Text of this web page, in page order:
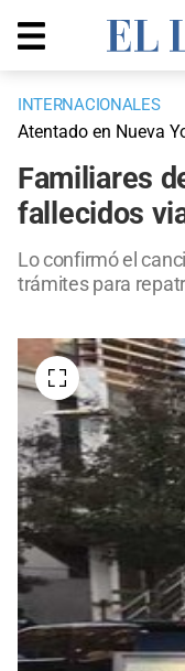
INTERNACIONALES
Atentado en Nueva
Familiares
fallecidos
Lo confirmó el
trámites para